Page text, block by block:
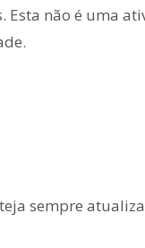
Esta não é uma
sempre